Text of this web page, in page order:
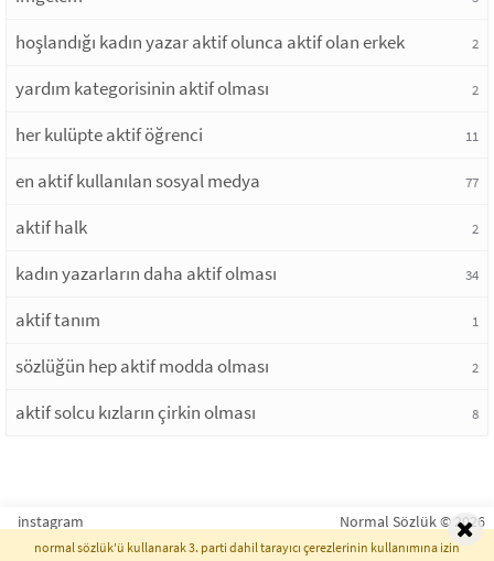
hoşlandığı kadın yazar aktif olunca aktif olan erkek 2
yardım kategorisinin aktif olması 2
her kulüpte aktif öğrenci 11
en aktif kullanılan sosyal medya 77
aktif halk 2
kadın yazarların daha aktif olması 34
aktif tanım 1
sözlüğün hep aktif modda olması 2
aktif solcu kızların çirkin olması 8
instagram Normal Sözlük © 2026
normal sözlük'ü kullanarak 3. parti dahil tarayıcı çerezlerinin kullanımına izin